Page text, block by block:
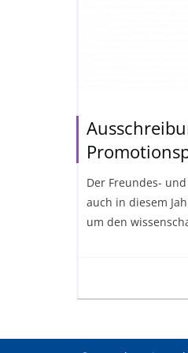
Der Freundes-
auch in diesem
um den